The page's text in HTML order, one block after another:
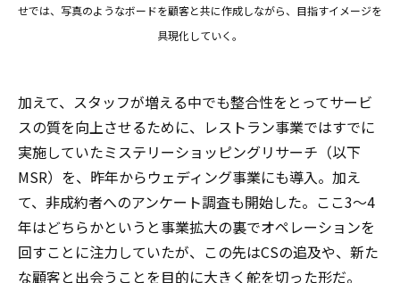
せでは、写真のようなボードを顧客と共に作成しながら、目指すイメージを
具現化していく。
加えて、スタッフが増える中でも整合性をとってサービ
スの質を向上させるために、レストラン事業ではすでに
実施していたミステリーショッピングリサーチ（以下
MSR）を、昨年からウェディング事業にも導入。加え
て、非成約者へのアンケート調査も開始した。ここ3～4
年はどちらかというと事業拡大の裏でオペレーションを
回すことに注力していたが、この先はCSの追及や、新た
な顧客と出会うことを目的に大きく舵を切った形だ。